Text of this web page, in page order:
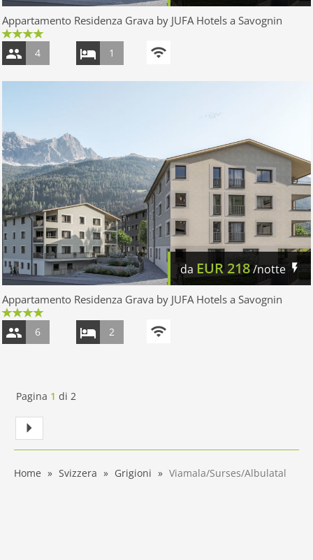
Appartamento Residenza Grava by JUFA Hotels a Savognin
4 1
da EUR218/notte
Appartamento Residenza Grava by JUFA Hotels a Savognin
6 2
Pagina 1 di 2
Home Svizzera Grigioni Viamala/Surses/Albulatal